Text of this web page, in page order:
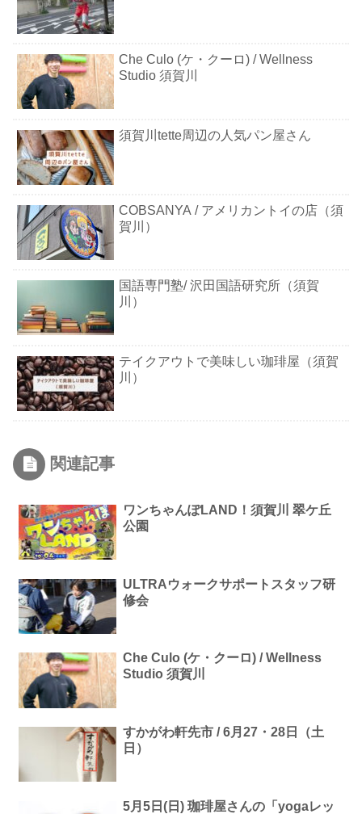
Che Culo (ケ・クーロ) / Wellness
Studio 須賀川
須賀川tette周辺の人気パン屋さん
COBSANYA / アメリカントイの店（須
賀川）
国語専門塾/ 沢田国語研究所（須賀
川）
テイクアウトで美味しい珈琲屋（須賀
川）
関連記事
ワンちゃんぽLAND！須賀川 翠ケ丘
公園
ULTRAウォークサポートスタッフ研
修会
Che Culo (ケ・クーロ) / Wellness
Studio 須賀川
すかがわ軒先市 / 6月27・28日（土
日）
5月5日(日) 珈琲屋さんの「yogaレッ